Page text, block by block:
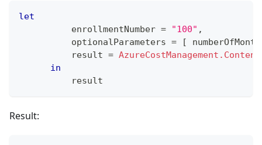
let
          enrollmentNumber
= "100" ,
          optionalParameters
= [
          result
=
in
          result
Result: